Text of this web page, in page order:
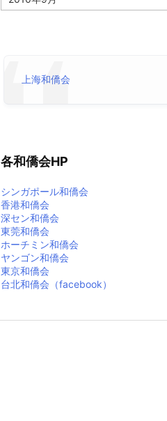
ー
上海和僑会
各和僑会HP
シンガポール和僑会
香港和僑会
深セン和僑会
東莞和僑会
ホーチミン和僑会
ヤンゴン和僑会
東京和僑会
台北和僑会（facebook）